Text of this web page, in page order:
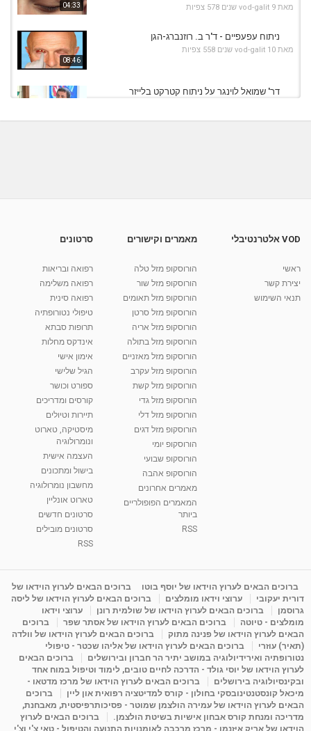
04:33 מאת vod-galit 9 שנים 578 צפיות
08:46
ניתוח עפעפיים - ד'ר ב. רוזנברג-הגן
מאת vod-galit 10 שנים 558 צפיות
דר' שמואל לוינגר על ניתוח קטרקט בלייזר
מאת
10:17
קרין גורן - העוגה המתגלצ’ת ללא קמח
38.5k צפיות
01:37
יוסי שר - מתמחה בשיטת אלכסנדר וטאי צ'י
2,738 צפיות
01:46
רנה רז-גילו -טיפול אנרגטי ויעוץ רוחני - נומרולוגית
2,315 צפיות
05:37
סודות בתאריך הלידה, משמעות חודש הלידה -
ינואר זינה ליבשיץ נומרולוגית
ליסה גרוסמן - המרכז לאימון התנהגותי - קשב
09:12
מדיטציה בדמיון מודרך - היכרות עם האני הפנימי
מאת admin 11 שנים 3,650 צפיות
פנינה מתוק - מרכז "נתיב הלב" בהרצליה-
מדיטציה-התחדשות
Shahar-vod
VOD אלטרנטיבלי
ראשי
יצירת קשר
תנאי השימוש
מאמרים וקישורים
הורוסקופ מזל טלה
הורוסקופ מזל שור
הורוסקופ מזל תאומים
הורוסקופ מזל סרטן
הורוסקופ מזל אריה
הורוסקופ מזל בתולה
הורוסקופ מזל מאזניים
הורוסקופ מזל עקרב
הורוסקופ מזל קשת
הורוסקופ מזל גדי
הורוסקופ מזל דלי
הורוסקופ מזל דגים
הורוסקופ יומי
הורוסקופ שבועי
הורוסקופ אהבה
מאמרים אחרונים
המאמרים הפופולריים
ביותר
RSS
סרטונים
רפואה ובריאות
רפואה משלימה
רפואה סינית
טיפולי נטורופתיה
תרופות סבתא
אינדקס מחלות
אימון אישי
הגיל שלישי
ספורט וכושר
קורסים ומדריכים
תיירות וטיולים
מיסטיקה, טארוט
ונומרולוגיה
העצמה אישית
בישול ומתכונים
מחשבון נומרולוגיה
טארוט אונליין
סרטונים חדשים
סרטונים מובילים
RSS
ברוכים הבאים לערוץ הוידאו של יוסף בוטו
ברוכים הבאים לערוץ הוידאו של
דורית יעקובי
ערוצי וידאו מומלצים
ברוכים הבאים לערוץ הוידאו של ליסה
גרוסמן
ברוכים הבאים לערוץ הוידאו של שולמית רונן
ערוצי וידאו
מומלצים - טיוטה
ברוכים הבאים לערוץ הוידאו של אסתר שפר
ברוכים
הבאים לערוץ הוידאו של פנינה מתוק
ברוכים הבאים לערוץ הוידאו של וולדה
(תאיר) עוזרי
ברוכים הבאים לערוץ הוידאו של אליהו שכטר - טיפולי
נטורופתיה ואירידיולוגיה במושב יתיר הר חברון ובירושלים
ברוכים הבאים
לערוץ הוידאו של יוסי גולד - הדרכה לחיים טובים, לימוד וטיפול במוח אחד
ובקינסיולוגיה בירושלים
ברוכים הבאים לערוץ הוידאו של מרכז מדטאו -
מיכאל קונסטנטינובסקי בחולון - קורס למדיטציה רפואית און ליין
ברוכים
הבאים לערוץ הוידאו של עמירה הולצמן שמוטר - פסיכותרפיסטית, מאבחנת,
מדריכה ומנחת קורס אבחון אישיות בשיטת הולצמן.
ברוכים הבאים לערוץ
הוידאו של אריק איזנמן - מרכז מרכבה לאומנויות התנועה והטיפול - טאי צ'י וצ'י